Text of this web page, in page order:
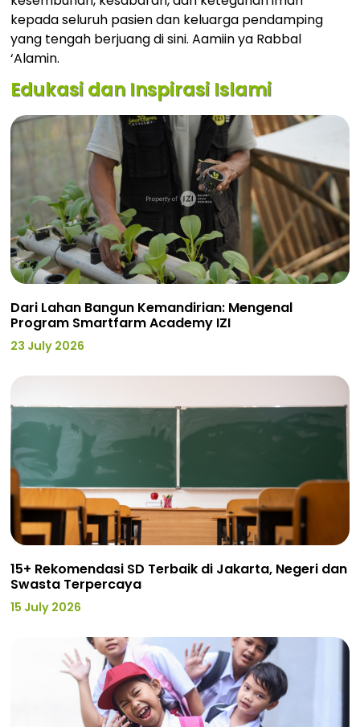
kepada seluruh pasien dan keluarga pendamping
yang tengah berjuang di sini. Aamiin ya Rabbal
‘Alamin.
Edukasi dan Inspirasi Islami
Dari Lahan Bangun Kemandirian: Mengenal
Program Smartfarm Academy IZI
23 July 2026
15+ Rekomendasi SD Terbaik di Jakarta, Negeri dan
Swasta Terpercaya
15 July 2026